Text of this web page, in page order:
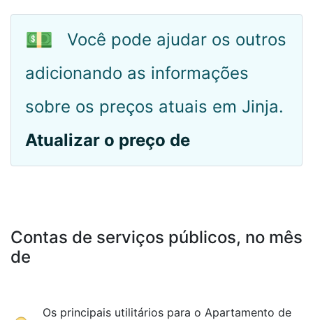
💵
Você pode ajudar os outros
adicionando as informações
sobre os preços atuais em Jinja.
Atualizar o preço de
Contas de serviços públicos, no mês
de
Os principais utilitários para o Apartamento de